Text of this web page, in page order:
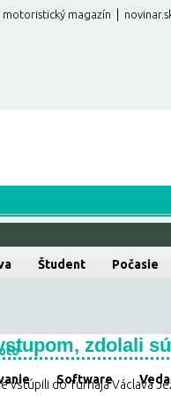
motoristický magazín
Študent Počasie
Software Veda
zdolali
vstúpili do Turnaja Václava